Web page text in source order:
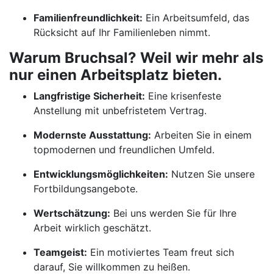
Familienfreundlichkeit: Ein Arbeitsumfeld, das
Rücksicht auf Ihr Familienleben nimmt.
Warum Bruchsal? Weil wir mehr als
nur einen Arbeitsplatz bieten.
Langfristige Sicherheit: Eine krisenfeste
Anstellung mit unbefristetem Vertrag.
Modernste Ausstattung: Arbeiten Sie in einem
topmodernen und freundlichen Umfeld.
Entwicklungsmöglichkeiten: Nutzen Sie unsere
Fortbildungsangebote.
Wertschätzung: Bei uns werden Sie für Ihre
Arbeit wirklich geschätzt.
Teamgeist: Ein motiviertes Team freut sich
darauf, Sie willkommen zu heißen.